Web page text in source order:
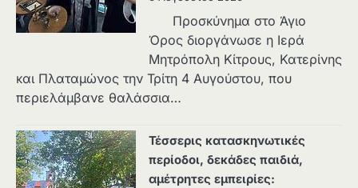
Προσκύνημα στο Άγιο
Όρος διοργάνωσε η Ιερά
Μητρόπολη Κίτρους, Κατερίνης
και Πλαταμώνος την Τρίτη 4 Αυγούστου, που
περιελάμβανε θαλάσσια…
Τέσσερις κατασκηνωτικές
περίοδοι, δεκάδες παιδιά,
αμέτρητες εμπειρίες: